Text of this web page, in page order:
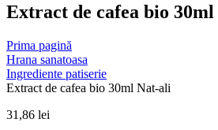
Extract de cafea bio
Prima pagină
Hrana sanatoasa
Ingrediente patiserie
Extract de cafea bio 30ml Nat-ali
31,86 lei